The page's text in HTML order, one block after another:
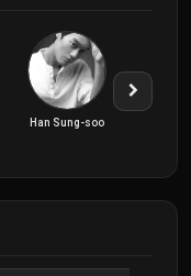
Han Sung-soo